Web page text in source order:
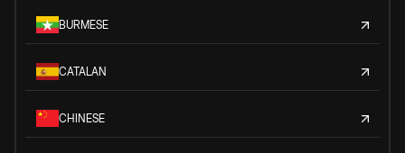
BURMESE
CATALAN
CHINESE